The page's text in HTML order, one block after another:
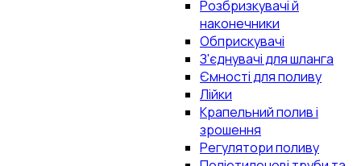
Розбризкувачі й
наконечники
Обприскувачі
З'єднувачі для шланга
Ємності для поливу
Лійки
Крапельний полив і
зрошення
Регулятори поливу